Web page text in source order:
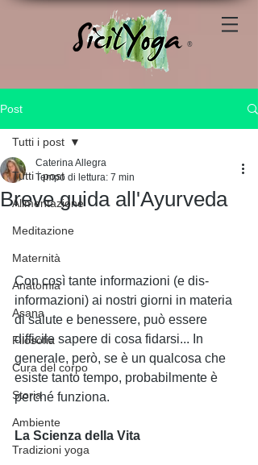
®
Post
Tutti i post
Alimentazione
Meditazione
Maternità
Anatomia
Asana
Filosofia
Cura del corpo
Storia
Ambiente
Tradizioni yoga
Tutti i post
Breve guida all'Ayurveda
Caterina Allegra
Tempo di lettura: 7 min
Con così tante informazioni (e dis-
informazioni) ai nostri giorni in materia
di salute e benessere, può essere
difficile sapere di cosa fidarsi... In
generale, però, se è un qualcosa che
esiste tanto tempo, probabilmente è
perché funziona.
La Scienza della Vita